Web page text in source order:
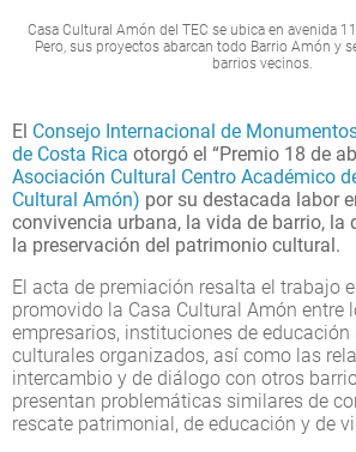
Casa Cultural Amón del TEC se ubica en avenida
Pero, sus proyectos abarcan todo Barrio Amón y
barrios vecinos.
El Consejo Internacional de
de Costa Rica otorgó el “Premio 18 de
Asociación Cultural Centro Académico
Cultural Amón) por su destacada labor
convivencia urbana, la vida de barrio,
la preservación del patrimonio cultural.
El acta de premiación resalta el trabajo
promovido la Casa Cultural Amón entre
empresarios, instituciones de
culturales organizados, así como las
intercambio y de diálogo con otros
presentan problemáticas similares de
rescate patrimonial, de educación y de